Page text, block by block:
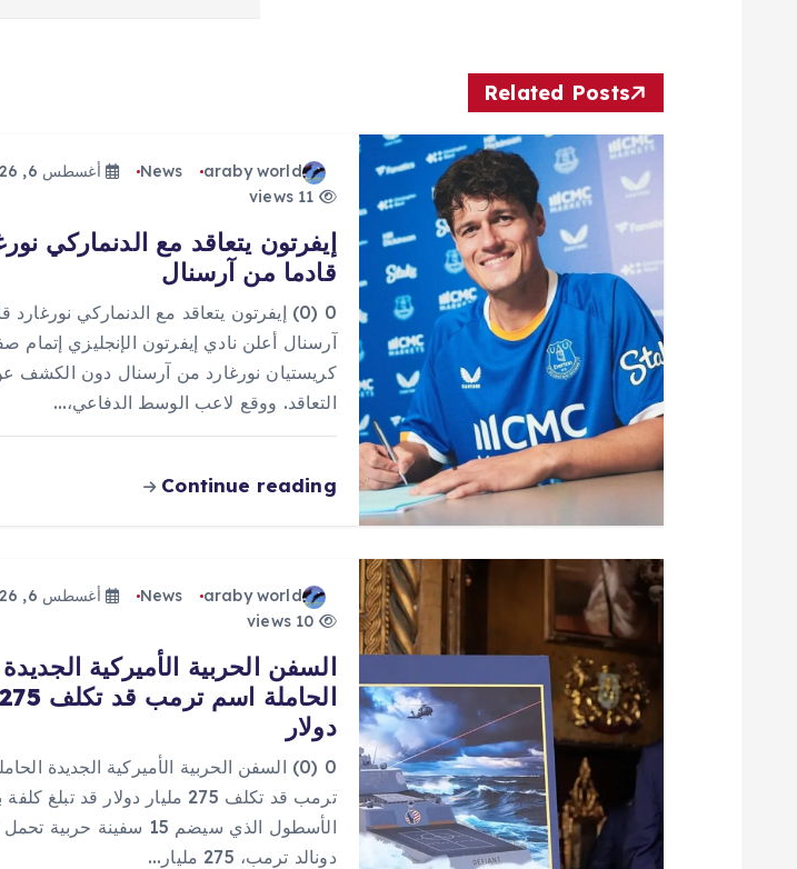
Related Posts
araby world
News
أغسطس 6, 2026
إيفرتون يتعاقد مع الدنماركي
قادما من آرسنال
0 (0) إيفرتون يتعاقد مع الدنماركي نورغارد
آرسنال أعلن نادي إيفرتون الإنجليزي إتمام
كريستيان نورغارد من آرسنال دون الكشف
التعاقد. ووقع لاعب الوسط الدفاعي،…
Continue reading
araby world
News
أغسطس 6, 2026
السفن الحربية الأميركية الجديدة
دولار
0 (0) السفن الحربية الأميركية الجديدة
ترمب قد تكلف 275 مليار دولار قد تبلغ
الأسطول الذي سيضم 15 سفينة حربية
دونالد ترمب، 275 مليار…